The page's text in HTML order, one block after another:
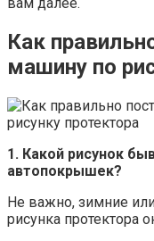
вам далее.
Как
машину по
1. Какой рисунок
автопокрышек?
Не важно, зимние
рисунка протектора